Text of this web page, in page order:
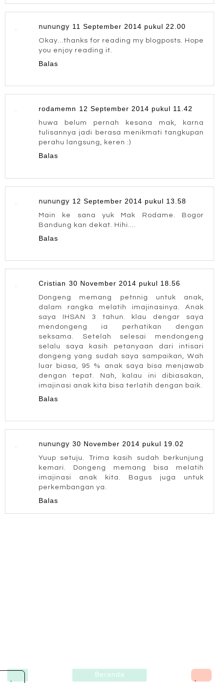
nunungy 11 September 2014 pukul 22.00
Okay...thanks for reading my blogposts. Hope
you enjoy reading it.
Balas
rodamemn 12 September 2014 pukul 11.42
huwa belum pernah kesana mak, karna
tulisannya jadi berasa menikmati tangkupan
perahu langsung, keren :)
Balas
nunungy 12 September 2014 pukul 13.58
Main ke sana yuk Mak Rodame. Bogor
Bandung kan dekat. Hihi....
Balas
Cristian 30 November 2014 pukul 18.56
Dongeng memang petnnig untuk anak,
dalam rangka melatih imajinasinya. Anak
saya IHSAN 3 tahun. klau dengar saya
mendongeng ia perhatikan dengan
seksama. Setelah selesai mendongeng
selalu saya kasih petanyaan dari intisari
dongeng yang sudah saya sampaikan, Wah
luar biasa, 95 % anak saya bisa menjawab
dengan tepat. Nah, kalau ini dibiasakan,
imajinasi anak kita bisa terlatih dengan baik.
Balas
nunungy 30 November 2014 pukul 19.02
Yuup setuju. Trima kasih sudah berkunjung
kemari. Dongeng memang bisa melatih
imajinasi anak kita. Bagus juga untuk
perkembangan ya.
Balas
‹ ›
Beranda